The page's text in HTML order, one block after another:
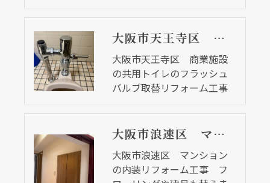
大阪市天王寺区 商業施設の共用トイレのフラッシュバルブ取替リフォーム工事
大阪市天王寺区 商業施設
の共用トイレのフラッシュ
バルブ取替リフォーム工事
大阪市浪速区 マンションの内装リフォーム工事 フローリングや建具も替えました
大阪市浪速区 マンション
の内装リフォーム工事 フ